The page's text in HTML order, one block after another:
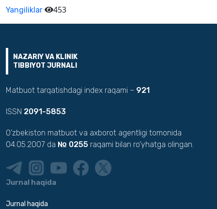
Yangiliklar 453
NAZARIY VA KLINIK
TIBBIYOT JURNALI
Matbuot tarqatishdagi index raqami – 921
ISSN 2091-5853
O'zbekiston matbuot va axborot agentligi tomonida
04.05.2007 da № 0255 raqami bilan ro'yhatga olingan.
Jurnal haqida
Jurnal haqida